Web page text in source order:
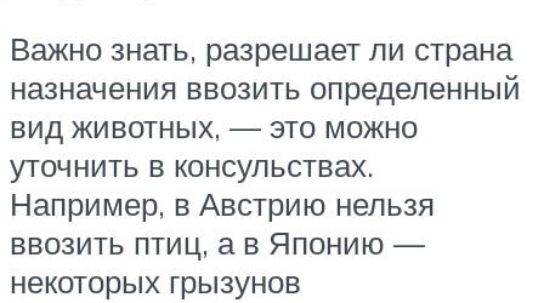
Важно знать, разрешает ли страна
назначения ввозить определенный
вид животных, — это можно
уточнить в консульствах.
Например, в Австрию нельзя
ввозить птиц, а в Японию —
некоторых грызунов